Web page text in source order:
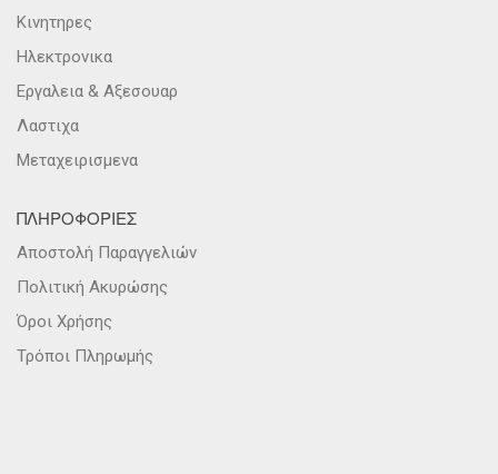
Κινητηρες
Ηλεκτρονικα
Εργαλεια & Αξεσουαρ
Λαστιχα
Μεταχειρισμενα
ΠΛΗΡΟΦΟΡΙΕΣ
Αποστολή Παραγγελιών
Πολιτική Ακυρώσης
Όροι Χρήσης
Τρόποι Πληρωμής